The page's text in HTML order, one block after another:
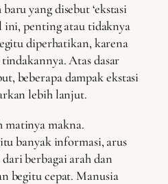
yang disebut ‘ekstasi
ini, penting atau tidaknya
diperhatikan, karena
Atas dasar
beberapa dampak ekstasi
lebih lanjut.
matinya makna.
banyak informasi, arus
berbagai arah dan
begitu cepat. Manusia